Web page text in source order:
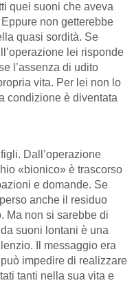
quei suoni che aveva
non getterebbe
quasi sordità. Se
lei risponde
l’assenza di udito
vita. Per lei non lo
condizione è diventata
Dall’operazione
«bionico» è trascorso
e domande. Se
anche il residuo
Ma non si sarebbe di
suoni lontani è una
Il messaggio era
impedire di realizzare
tanti nella sua vita e